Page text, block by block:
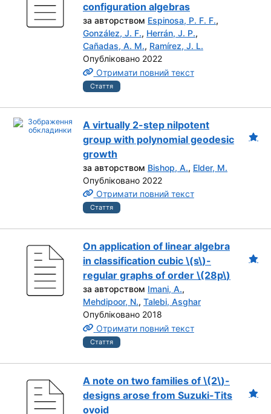
configuration algebras
за авторством Espinosa, P. F. F.,
González, J. F., Herrán, J. P.,
Cañadas, A. M., Ramírez, J. L.
Опубліковано 2022
Отримати повний текст
Стаття
A virtually 2-step nilpotent
group with polynomial geodesic
growth
за авторством Bishop, A., Elder, M.
Опубліковано 2022
Отримати повний текст
Стаття
On application of linear algebra
in classification cubic \(s\)-
regular graphs of order \(28p\)
за авторством Imani, A.,
Mehdipoor, N., Talebi, Asghar
Опубліковано 2018
Отримати повний текст
Стаття
A note on two families of \(2\)-
designs arose from Suzuki-Tits
ovoid